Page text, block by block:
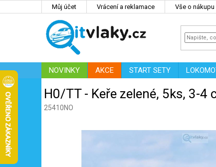
Můj účet Vrácení a reklamace Vše o nákupu
NOVINKY AKCE START SETY
H0/TT - Keře zelené, 5ks, 3-4
25410NO